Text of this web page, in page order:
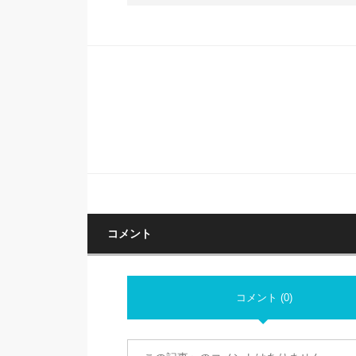
コメント
コメント (0)